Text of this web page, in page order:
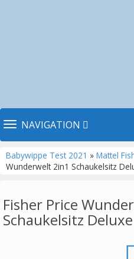
TOGGLE NAVIGATION
NAVIGATION
Babywippe Test 2021 » Mattel
Wunderwelt 2in1 Schaukelsitz
Fisher Price
Schaukelsitz Deluxe